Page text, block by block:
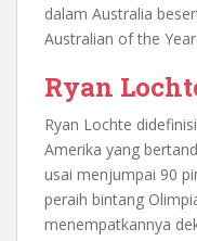
dalam Australia
Australian of the
Ryan
Ryan Lochte
Amerika yang
usai menjumpai 90
peraih bintang
menempatkannya